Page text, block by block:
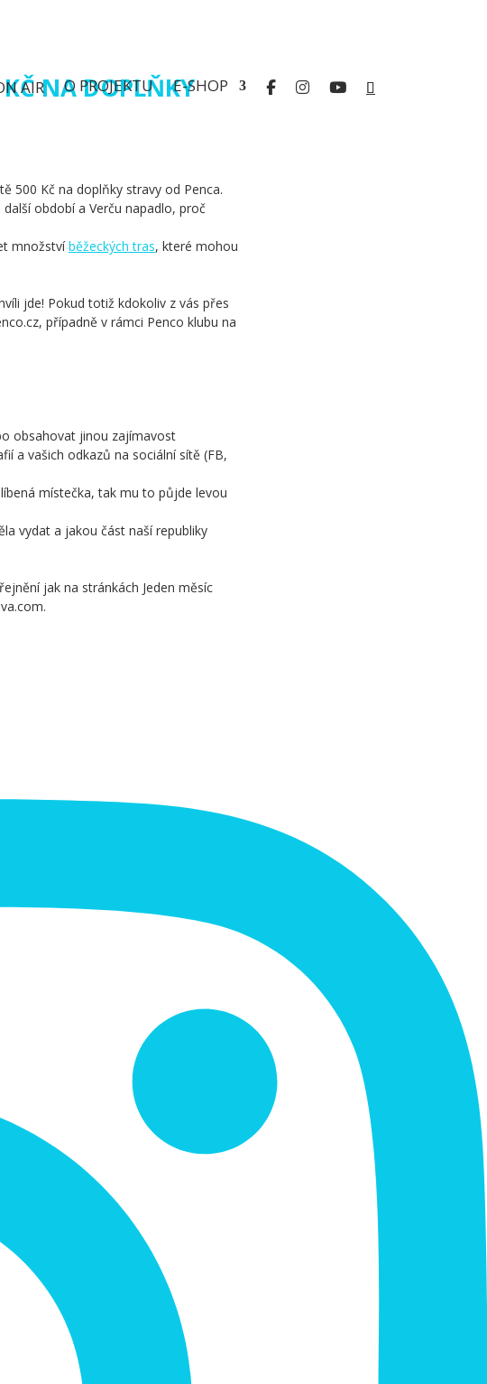
AIR O PROJEKTU E-SHOP
KČ NA DOPLŇKY
500 Kč na doplňky stravy od Penca.
období a Verču napadlo, proč
množstvíběžeckých tras, které mohou
jde! Pokud totiž kdokoliv z vás přes
případně v rámci Penco klubu na
obsahovat jinou zajímavost
a vašich odkazů na sociální sítě (FB,
místečka, tak mu to půjde levou
vydat a jakou část naší republiky
jak na stránkách Jeden měsíc